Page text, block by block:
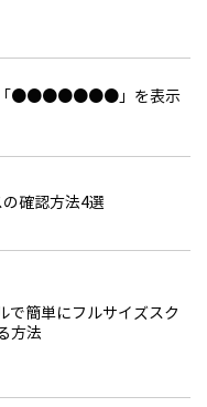
「●●●●●●●」を表示
の確認方法4選
簡単にフルサイズスク
方法